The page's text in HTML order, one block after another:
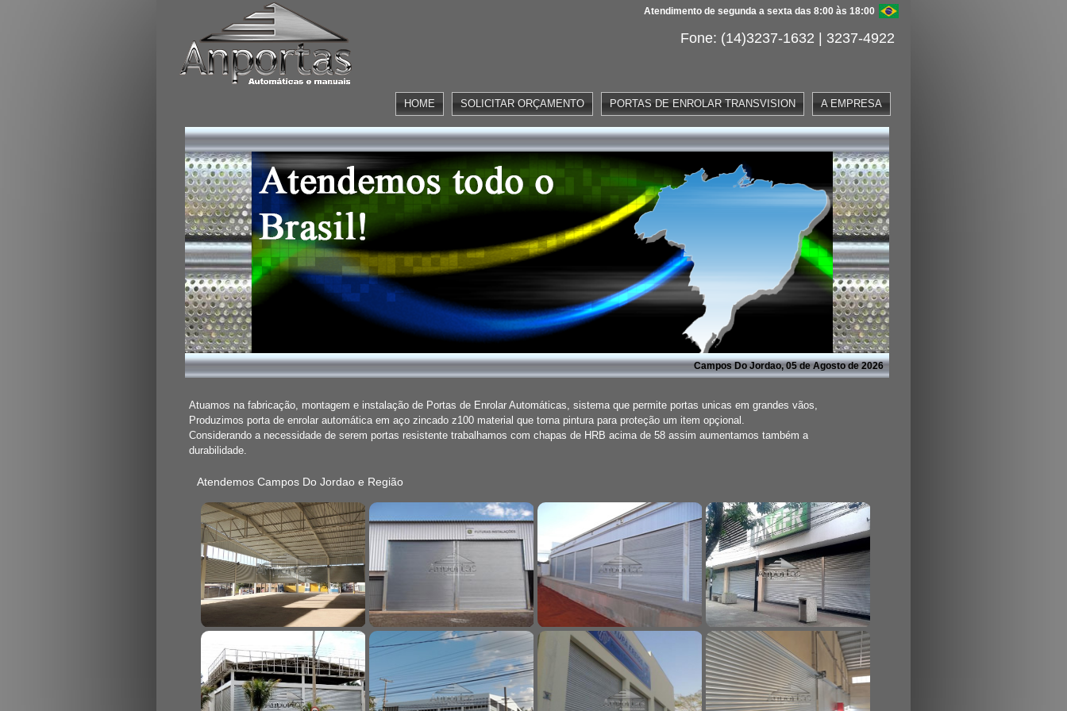
Atendimento de segunda a sexta das 8:00 às 18:00
Fone: (14)3237-1632 | 3237-4922
HOME SOLICITAR ORÇAMENTO PORTAS DE ENROLAR TRANSVISION A EMPRESA
Campos Do Jordao, 05 de Agosto de 2026
Atuamos na fabricação, montagem e instalação de Portas de Enrolar Automáticas, sistema que permite portas unicas em grandes vãos,
Produzimos porta de enrolar automática em aço zincado z100 material que torna pintura para proteção um item opçional.
Considerando a necessidade de serem portas resistente trabalhamos com chapas de HRB acima de 58 assim aumentamos também a
durabilidade.
Atendemos Campos Do Jordao e Região